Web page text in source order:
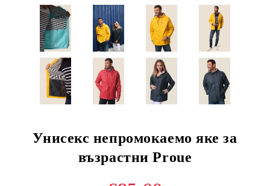
Унисекс непромокаемо яке за
възрастни Proue